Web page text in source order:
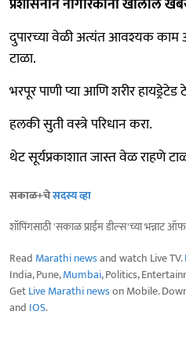
दुपारच्या वेळी अत्यंत आवश्यक काम
टाळा.
भरपूर पाणी प्या आणि शरीर हायड्रेटेड
हलकी सुती वस्त्रे परिधान करा.
थेट सूर्यप्रकाशात जास्त वेळ राहणे
सकाळ+चेसदस्य व्हा
शॉपिंगसाठी 'सकाळ प्राईम डील्स'च्या भन्नाट
Read Marathi newsand watch Live TV.
India, Pune,Mumbai, Politics,
GetLive Marathi newson Mobile.
and IOS.